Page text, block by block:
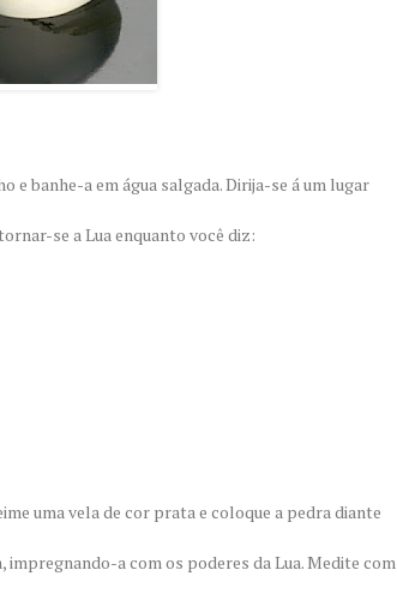
e banhe-a em água salgada. Dirija-se á um lugar
se a Lua enquanto você diz:
uma vela de cor prata e coloque a pedra diante
a com os poderes da Lua. Medite com